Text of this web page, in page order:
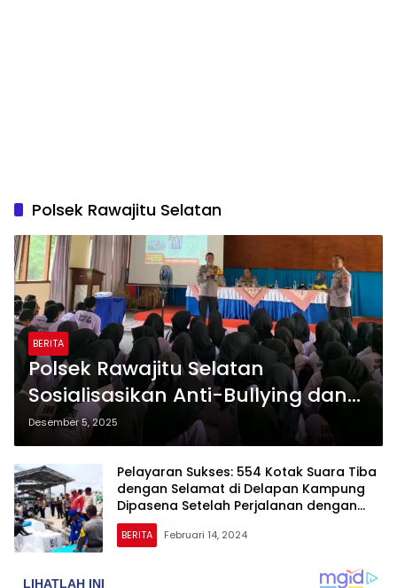
Polsek Rawajitu Selatan
BERITA
Polsek Rawajitu Selatan
Sosialisasikan Anti-Bullying dan
Kenakalan Remaja ke Pelajar
SMKN Rawajitu Timur
Desember 5, 2025
Pelayaran Sukses: 554 Kotak Suara Tiba
dengan Selamat di Delapan Kampung
Dipasena Setelah Perjalanan dengan
Klotok dari Bumi Dipasena Mulya
BERITA Februari 14, 2024